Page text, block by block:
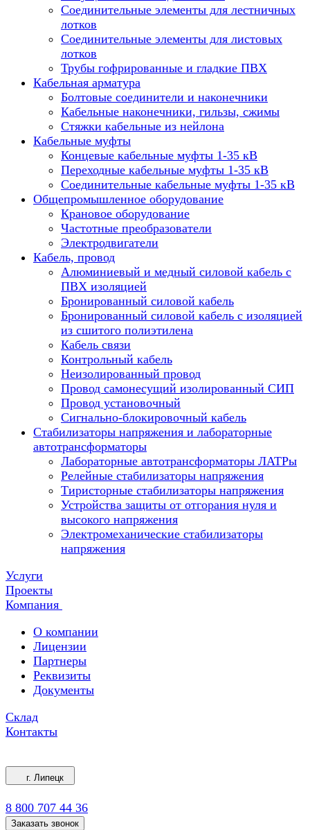
Соединительные элементы для лестничных
лотков
Соединительные элементы для листовых
лотков
Трубы гофрированные и гладкие ПВХ
Кабельная арматура
Болтовые соединители и наконечники
Кабельные наконечники, гильзы, сжимы
Стяжки кабельные из нейлона
Кабельные муфты
Концевые кабельные муфты 1-35 кВ
Переходные кабельные муфты 1-35 кВ
Соединительные кабельные муфты 1-35 кВ
Общепромышленное оборудование
Крановое оборудование
Частотные преобразователи
Электродвигатели
Кабель, провод
Алюминиевый и медный силовой кабель с
ПВХ изоляцией
Бронированный силовой кабель
Бронированный силовой кабель с изоляцией
из сшитого полиэтилена
Кабель связи
Контрольный кабель
Неизолированный провод
Провод самонесущий изолированный СИП
Провод установочный
Сигнально-блокировочный кабель
Стабилизаторы напряжения и лабораторные
автотрансформаторы
Лабораторные автотрансформаторы ЛАТРы
Релейные стабилизаторы напряжения
Тиристорные стабилизаторы напряжения
Устройства защиты от отгорания нуля и
высокого напряжения
Электромеханические стабилизаторы
напряжения
Услуги
Проекты
Компания
О компании
Лицензии
Партнеры
Реквизиты
Документы
Склад
Контакты
г. Липецк
8 800 707 44 36
Заказать звонок